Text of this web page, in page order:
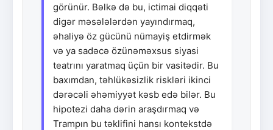
görünür. Bəlkə də bu, ictimai diqqəti
digər məsələlərdən yayındırmaq,
əhaliyə öz gücünü nümayiş etdirmək
və ya sadəcə özünəməxsus siyasi
teatrını yaratmaq üçün bir vasitədir. Bu
baxımdan, təhlükəsizlik riskləri ikinci
dərəcəli əhəmiyyət kəsb edə bilər. Bu
hipotezi daha dərin araşdırmaq və
Trampın bu təklifini hansı kontekstdə